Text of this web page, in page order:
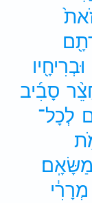
וּבְרִיחָ֖יו
סָבִ֜יב
לְכָל־
מַשָּׂאָֽם׃
מְרָרִ֔י